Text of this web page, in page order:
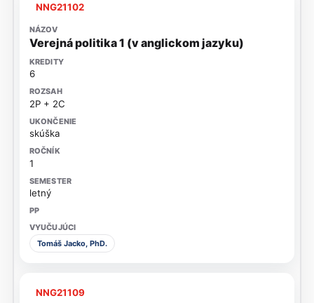
NNG21102
Verejná politika 1 (v anglickom jazyku)
6
2P + 2C
skúška
1
letný
Tomáš Jacko, PhD.
NNG21109